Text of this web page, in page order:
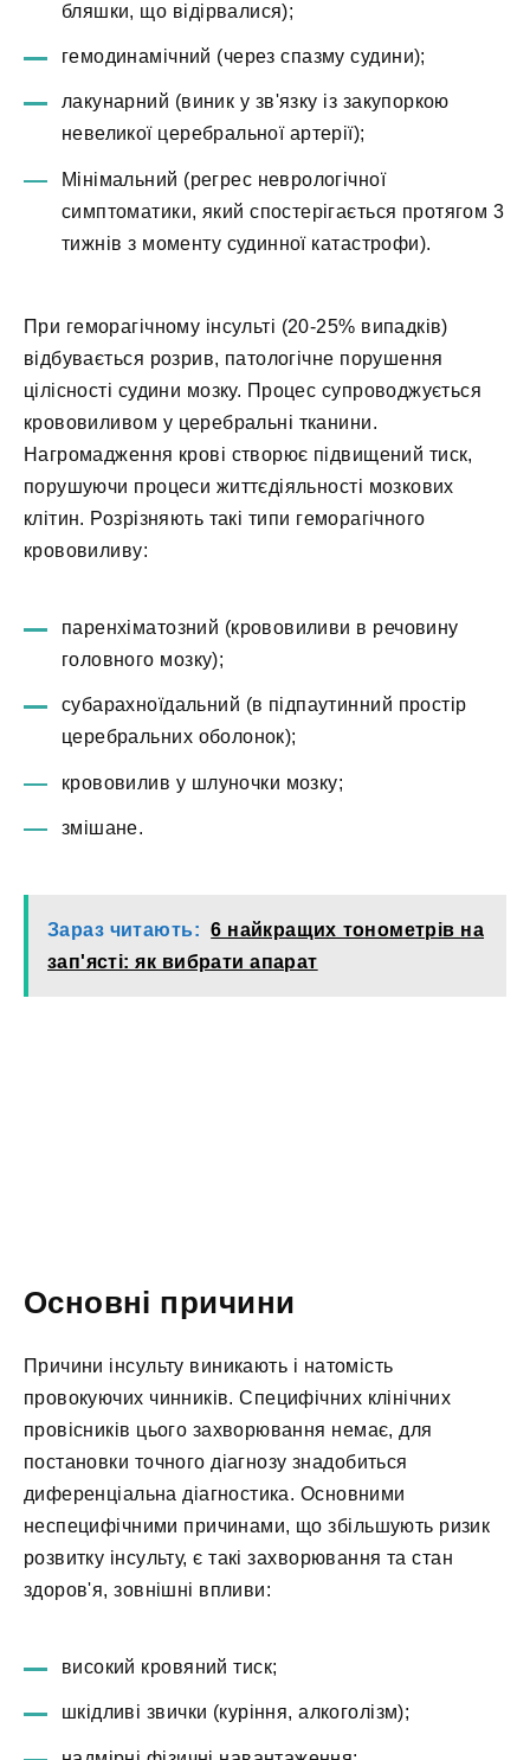
бляшки, що відірвалися);
гемодинамічний (через спазму судини);
лакунарний (виник у зв'язку із закупоркою
невеликої церебральної артерії);
Мінімальний (регрес неврологічної
симптоматики, який спостерігається протягом 3
тижнів з моменту судинної катастрофи).
При геморагічному інсульті (20-25% випадків)
відбувається розрив, патологічне порушення
цілісності судини мозку. Процес супроводжується
крововиливом у церебральні тканини.
Нагромадження крові створює підвищений тиск,
порушуючи процеси життєдіяльності мозкових
клітин. Розрізняють такі типи геморагічного
крововиливу:
паренхіматозний (крововиливи в речовину
головного мозку);
субарахноїдальний (в підпаутинний простір
церебральних оболонок);
крововилив у шлуночки мозку;
змішане.
Зараз читають: 6 найкращих тонометрів на
зап'ясті: як вибрати апарат
Основні причини
Причини інсульту виникають і натомість
провокуючих чинників. Специфічних клінічних
провісників цього захворювання немає, для
постановки точного діагнозу знадобиться
диференціальна діагностика. Основними
неспецифічними причинами, що збільшують ризик
розвитку інсульту, є такі захворювання та стан
здоров'я, зовнішні впливи:
високий кровяний тиск;
шкідливі звички (куріння, алкоголізм);